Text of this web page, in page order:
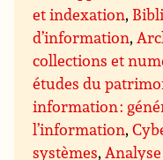
et indexation,
d’information,
collections et
études du
information :
l’information,
systèmes,